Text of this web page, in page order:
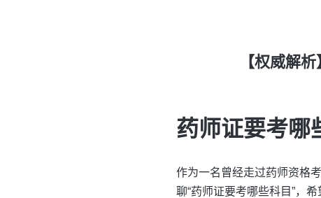
【权威解
药师证要考哪
作为一名曾经走过药师资格
聊“药师证要考哪些科目”，